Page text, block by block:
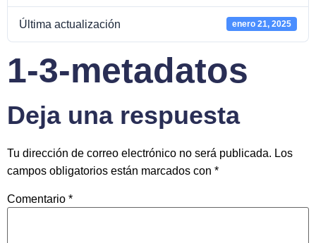
Última actualización enero 21, 2025
1-3-metadatos
Deja una respuesta
Tu dirección de correo electrónico no será publicada. Los
campos obligatorios están marcados con *
Comentario *